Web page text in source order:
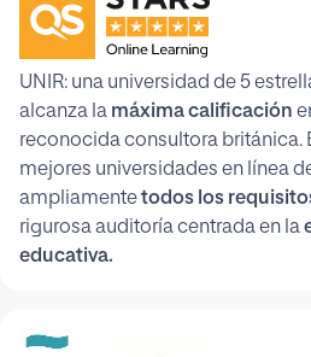
UNIR: una universidad de 5
alcanza la máxima calificación
reconocida consultora británica.
mejores universidades en línea
ampliamentetodos los
rigurosa auditoría centrada en la
educativa.